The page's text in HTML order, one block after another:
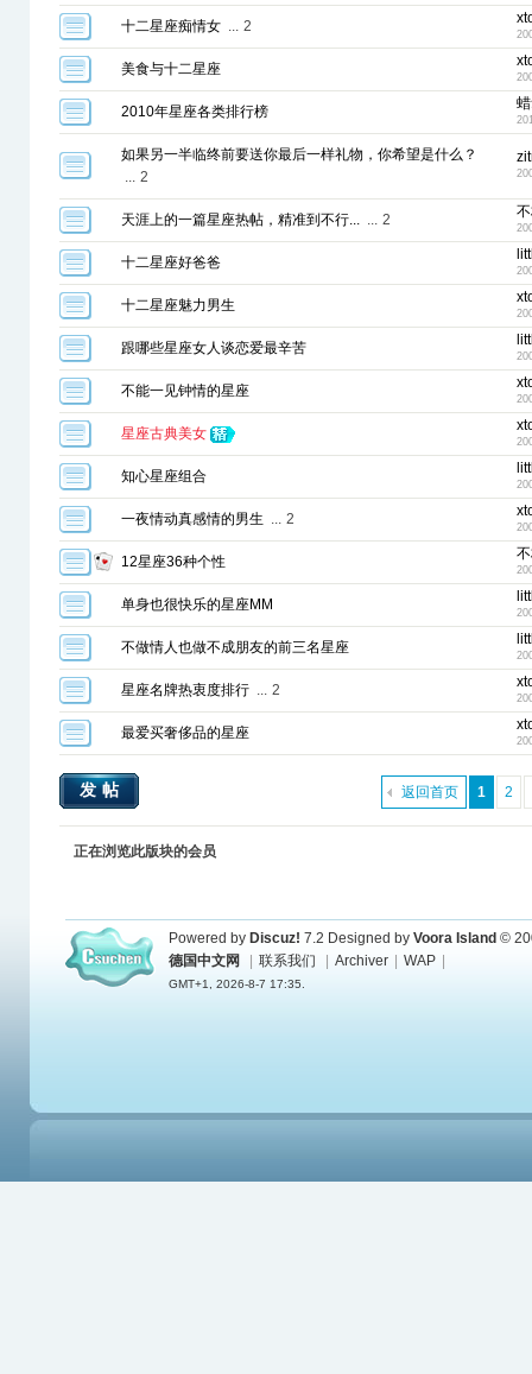
十二星座痴情女 ... 2
美食与十二星座
2010年星座各类排行榜
如果另一半临终前要送你最后一样礼物，你希望是什么？
... 2
天涯上的一篇星座热帖，精准到不行... ... 2
十二星座好爸爸
十二星座魅力男生
跟哪些星座女人谈恋爱最辛苦
不能一见钟情的星座
星座古典美女
知心星座组合
一夜情动真感情的男生 ... 2
12星座36种个性
单身也很快乐的星座MM
不做情人也做不成朋友的前三名星座
星座名牌热衷度排行 ... 2
最爱买奢侈品的星座
1 2
返回首页
发帖
正在浏览此版块的会员
Powered by Discuz! 7.2 Designed by Voora Island ©
德国中文网
联系我们 Archiver WAP
GMT+1, 2026-8-7 17:35.